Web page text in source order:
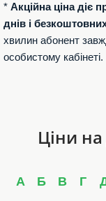
* Акційна ціна діє
днів і
хвилин абонент
особистому кабінеті.
Ціни на
А Б В Г